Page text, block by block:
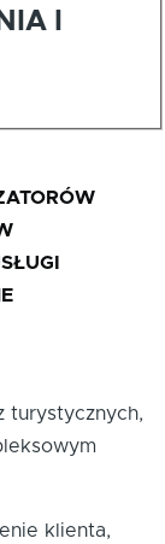
I
turystycznych,
klienta,